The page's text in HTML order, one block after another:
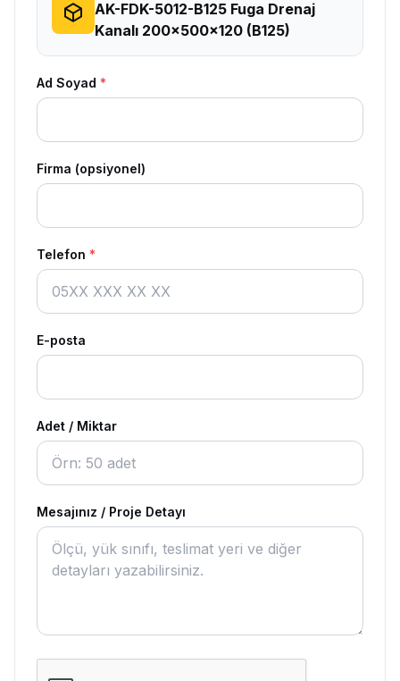
AK-FDK-5012-B125 Fuga Drenaj
Kanalı 200x500x120 (B125)
Ad Soyad *
Firma (opsiyonel)
Telefon *
E-posta
Adet / Miktar
Mesajınız / Proje Detayı